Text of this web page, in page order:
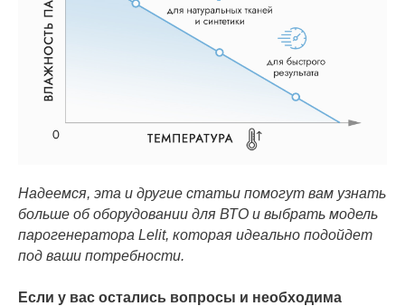
Надеемся, эта и другие статьи помогут вам узнать
больше об оборудовании для ВТО и выбрать модель
парогенератора Lelit, которая идеально подойдет
под ваши потребности.
Если у вас остались вопросы и необходима